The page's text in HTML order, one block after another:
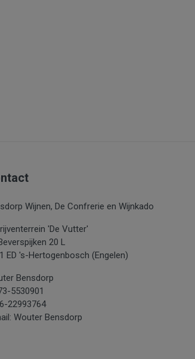
Wijnen, De Confrerie en Wijnkado
'De Vutter'
20 L
ED 's-Hertogenbosch (Engelen)
Bensdorp
5530901
22993764
Wouter Bensdorp